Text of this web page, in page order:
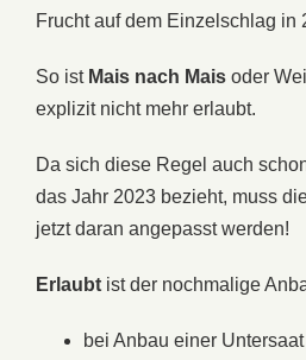
Frucht auf dem Einzelschlag in
So ist Mais nach Mais oder
explizit nicht mehr erlaubt.
Da sich diese Regel auch
das Jahr 2023 bezieht, muss
jetzt daran angepasst werden!
Erlaubt ist der nochmalige
bei Anbau einer